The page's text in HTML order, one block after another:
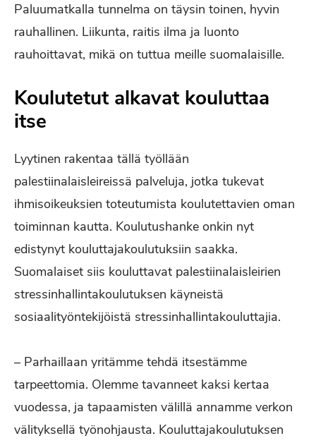
Paluumatkalla tunnelma on täysin toinen, hyvin
rauhallinen. Liikunta, raitis ilma ja luonto
rauhoittavat, mikä on tuttua meille suomalaisille.
Koulutetut alkavat kouluttaa
itse
Lyytinen rakentaa tällä työllään
palestiinalaisleireissä palveluja, jotka tukevat
ihmisoikeuksien toteutumista koulutettavien oman
toiminnan kautta. Koulutushanke onkin nyt
edistynyt kouluttajakoulutuksiin saakka.
Suomalaiset siis kouluttavat palestiinalaisleirien
stressinhallintakoulutuksen käyneistä
sosiaalityöntekijöistä stressinhallintakouluttajia.
– Parhaillaan yritämme tehdä itsestämme
tarpeettomia. Olemme tavanneet kaksi kertaa
vuodessa, ja tapaamisten välillä annamme verkon
välityksellä työnohjausta. Kouluttajakoulutuksen